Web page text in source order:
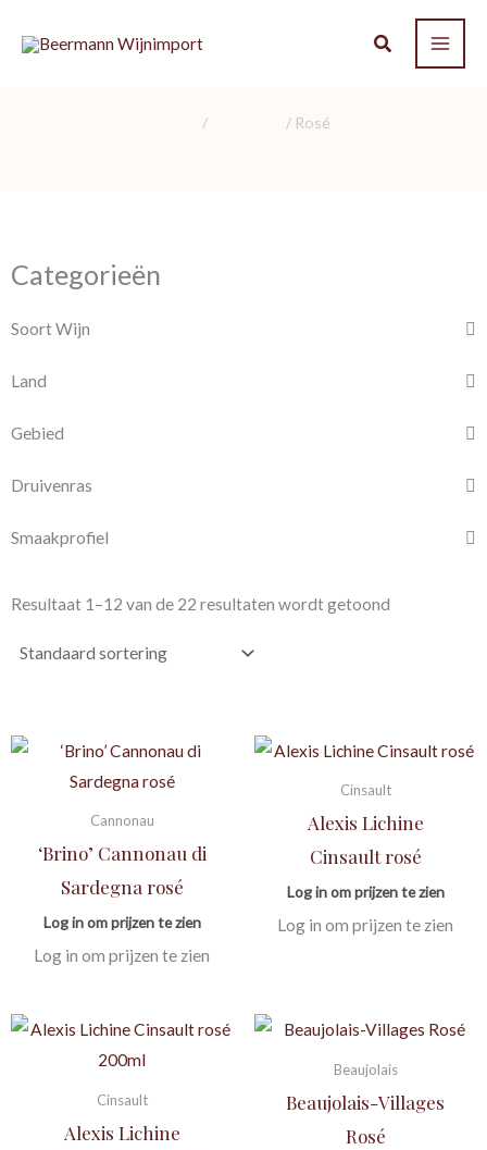
naar
/ / Rosé
Categorieën
Soort Wijn
Land
Gebied
Druivenras
Smaakprofiel
Resultaat 1–12 van de 22 resultaten wordt getoond
Cannonau
‘Brino’ Cannonau di
Sardegna rosé
Log in om prijzen te zien
Log in om prijzen te zien
Cinsault
Alexis Lichine
Cinsault rosé
Log in om prijzen te zien
Log in om prijzen te zien
Cinsault
Alexis Lichine
Beaujolais
Beaujolais-Villages
Rosé